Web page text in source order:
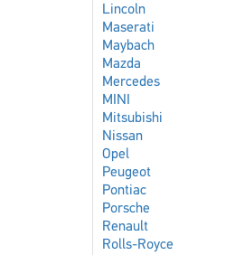
Lincoln
Maserati
Maybach
Mazda
Mercedes
MINI
Mitsubishi
Nissan
Opel
Peugeot
Pontiac
Porsche
Renault
Rolls-Royce